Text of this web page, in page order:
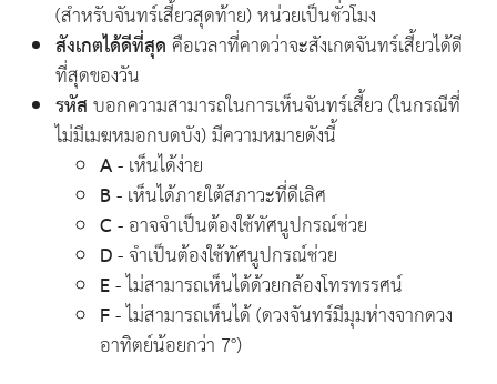
(สำหรับจันทร์เสี้ยวสุดท้าย) หน่วยเป็นชั่วโมง
สังเกตได้ดีที่สุดคือเวลาที่คาดว่าจะสังเกตจันทร์เสี้ยวได้ดี
ที่สุดของวัน
รหัสบอกความสามารถในการเห็นจันทร์เสี้ยว (ในกรณีที่
ไม่มีเมฆหมอกบดบัง) มีความหมายดังนี้
A- เห็นได้ง่าย
B- เห็นได้ภายใต้สภาวะที่ดีเลิศ
C- อาจจำเป็นต้องใช้ทัศนูปกรณ์ช่วย
D- จำเป็นต้องใช้ทัศนูปกรณ์ช่วย
E- ไม่สามารถเห็นได้ด้วยกล้องโทรทรรศน์
F- ไม่สามารถเห็นได้ (ดวงจันทร์มีมุมห่างจากดวง
อาทิตย์น้อยกว่า 7°)